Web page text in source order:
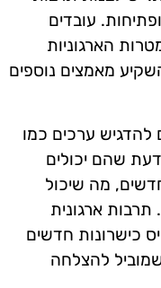
עובדים
הארגוניות
מאמצים נוספים
להדגיש ערכים כמו
שהם יכולים
מה שיכול
ארגונית
כישרונות חדשים
להצלחה